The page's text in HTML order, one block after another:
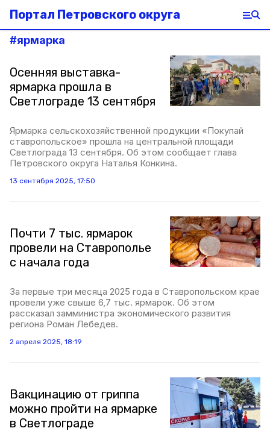
Портал Петровского округа
#ярмарка
Осенняя выставка-
ярмарка прошла в
Светлограде 13 сентября
Ярмарка сельскохозяйственной продукции «Покупай
ставропольское» прошла на центральной площади
Светлограда 13 сентября. Об этом сообщает глава
Петровского округа Наталья Конкина.
13 сентября 2025, 17:50
Почти 7 тыс. ярмарок
провели на Ставрополье
с начала года
За первые три месяца 2025 года в Ставропольском крае
провели уже свыше 6,7 тыс. ярмарок. Об этом
рассказал замминистра экономического развития
региона Роман Лебедев.
2 апреля 2025, 18:19
Вакцинацию от гриппа
можно пройти на ярмарке
в Светлограде